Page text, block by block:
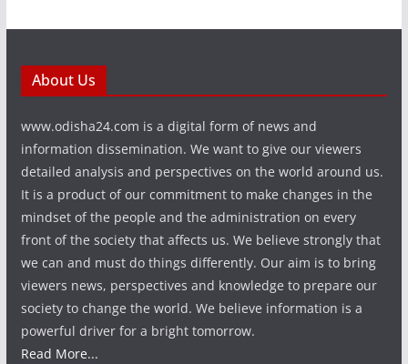
About Us
www.odisha24.com is a digital form of news and
information dissemination. We want to give our viewers
detailed analysis and perspectives on the world around us.
It is a product of our commitment to make changes in the
mindset of the people and the administration on every
front of the society that affects us. We believe strongly that
we can and must do things differently. Our aim is to bring
viewers news, perspectives and knowledge to prepare our
society to change the world. We believe information is a
powerful driver for a bright tomorrow.
Read More...